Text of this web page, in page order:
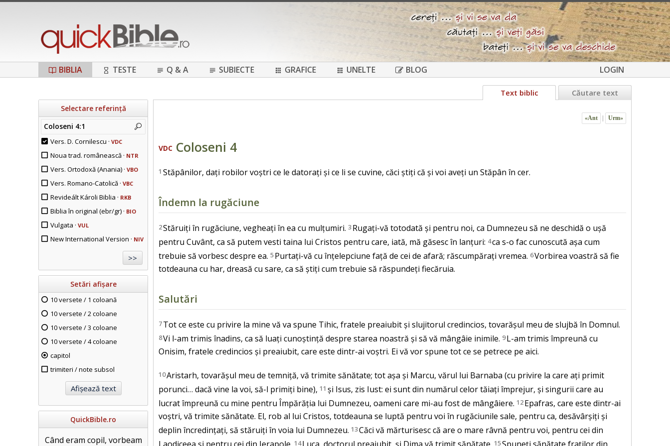
BIBLIA TESTE Q & A SUBIECTE GRAFICE UNELTE BLOG LOGIN
Selectare referință
Coloseni 4:1
Vers. D. Cornilescu · VDC
Noua trad. românească · NTR
Vers. Ortodoxă (Anania) · VBO
Vers. Romano-Catolică · VBC
Revideált Károli Biblia · RKB
Biblia în original (ebr/gr) · BIO
Vulgata · VUL
New International Version · NIV
Setări afișare
10 versete / 1 coloană
10 versete / 2 coloane
10 versete / 3 coloane
10 versete / 4 coloane
capitol
trimiteri / note subsol
QuickBible.ro
Când eram copil, vorbeam
Căutare text
Text biblic
«Ant Urm»
VDC Coloseni 4
1 Stăpânilor, dați robilor voștri ce le datorați și ce li se cuvine, căci știți că și voi aveți un Stăpân în cer.
Îndemn la rugăciune
2Stăruiți în rugăciune, vegheați în ea cu mulțumiri. 3Rugați-vă totodată și pentru noi, ca Dumnezeu să ne deschidă o ușă
pentru Cuvânt, ca să putem vesti taina lui Cristos pentru care, iată, mă găsesc în lanțuri: 4ca s-o fac cunoscută așa cum
trebuie să vorbesc despre ea. 5Purtați-vă cu înțelepciune față de cei de afară; răscumpărați vremea. 6Vorbirea voastră să fie
totdeauna cu har, dreasă cu sare, ca să știți cum trebuie să răspundeți fiecăruia.
Salutări
7Tot ce este cu privire la mine vă va spune Tihic, fratele preaiubit și slujitorul credincios, tovarășul meu de slujbă în Domnul.
8Vi l-am trimis înadins, ca să luați cunoștință despre starea noastră și să vă mângâie inimile. 9L-am trimis împreună cu
Onisim, fratele credincios și preaiubit, care este dintr-ai voștri. Ei vă vor spune tot ce se petrece pe aici.
10Aristarh, tovarășul meu de temniță, vă trimite sănătate; tot așa și Marcu, vărul lui Barnaba (cu privire la care ați primit
porunci… dacă vine la voi, să-l primiți bine), 11 și Isus, zis Iust: ei sunt din numărul celor tăiați împrejur, și singurii care au
lucrat împreună cu mine pentru Împărăția lui Dumnezeu, oameni care mi-au fost de mângâiere. 12Epafras, care este dintr-ai
voștri, vă trimite sănătate. El, rob al lui Cristos, totdeauna se luptă pentru voi în rugăciunile sale, pentru ca, desăvârșiți și
deplin încredințați, să stăruiți în voia lui Dumnezeu. 13Căci vă mărturisesc că are o mare râvnă pentru voi, pentru cei din
14 15